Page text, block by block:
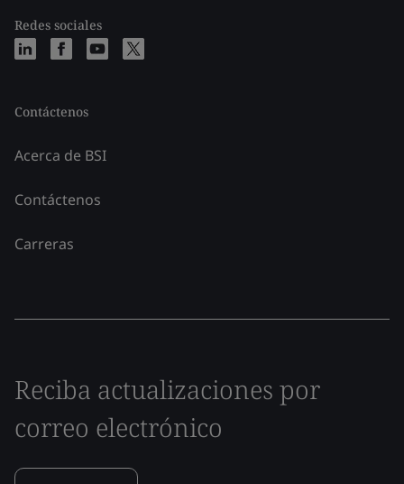
Redes sociales
Contáctenos
Acerca de BSI
Contáctenos
Carreras
Reciba actualizaciones por
correo electrónico